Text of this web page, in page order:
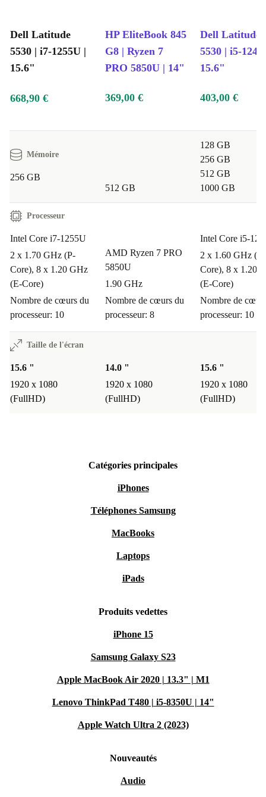
Dell Latitude
5530 | i7-1255U |
15.6"
HP EliteBook 845
G8 | Ryzen 7
PRO 5850U | 14"
Dell Latitude
5530 | i5-
15.6"
668,90 € 369,00 € 403,00 €
Mémoire
256 GB
512 GB
128 GB
256 GB
512 GB
1000 GB
Processeur
Intel Core i7-1255U
2 x 1.70 GHz (P-
Core), 8 x 1.20 GHz
(E-Core)
Nombre de cœurs du
processeur: 10
AMD Ryzen 7 PRO
5850U
1.90 GHz
Nombre de cœurs du
processeur: 8
Intel Core i5-
2 x 1.60 GHz (P-
Core), 8 x 1.20
(E-Core)
Nombre de
processeur: 10
Taille de l'écran
15.6 "
1920 x 1080
(FullHD)
14.0 "
1920 x 1080
(FullHD)
15.6 "
1920 x 1080
(FullHD)
Catégories principales
iPhones
Téléphones Samsung
MacBooks
Laptops
iPads
Produits vedettes
iPhone 15
Samsung Galaxy S23
Apple MacBook Air 2020 | 13.3" | M1
Lenovo ThinkPad T480 | i5-8350U | 14"
Apple Watch Ultra 2 (2023)
Nouveautés
Audio